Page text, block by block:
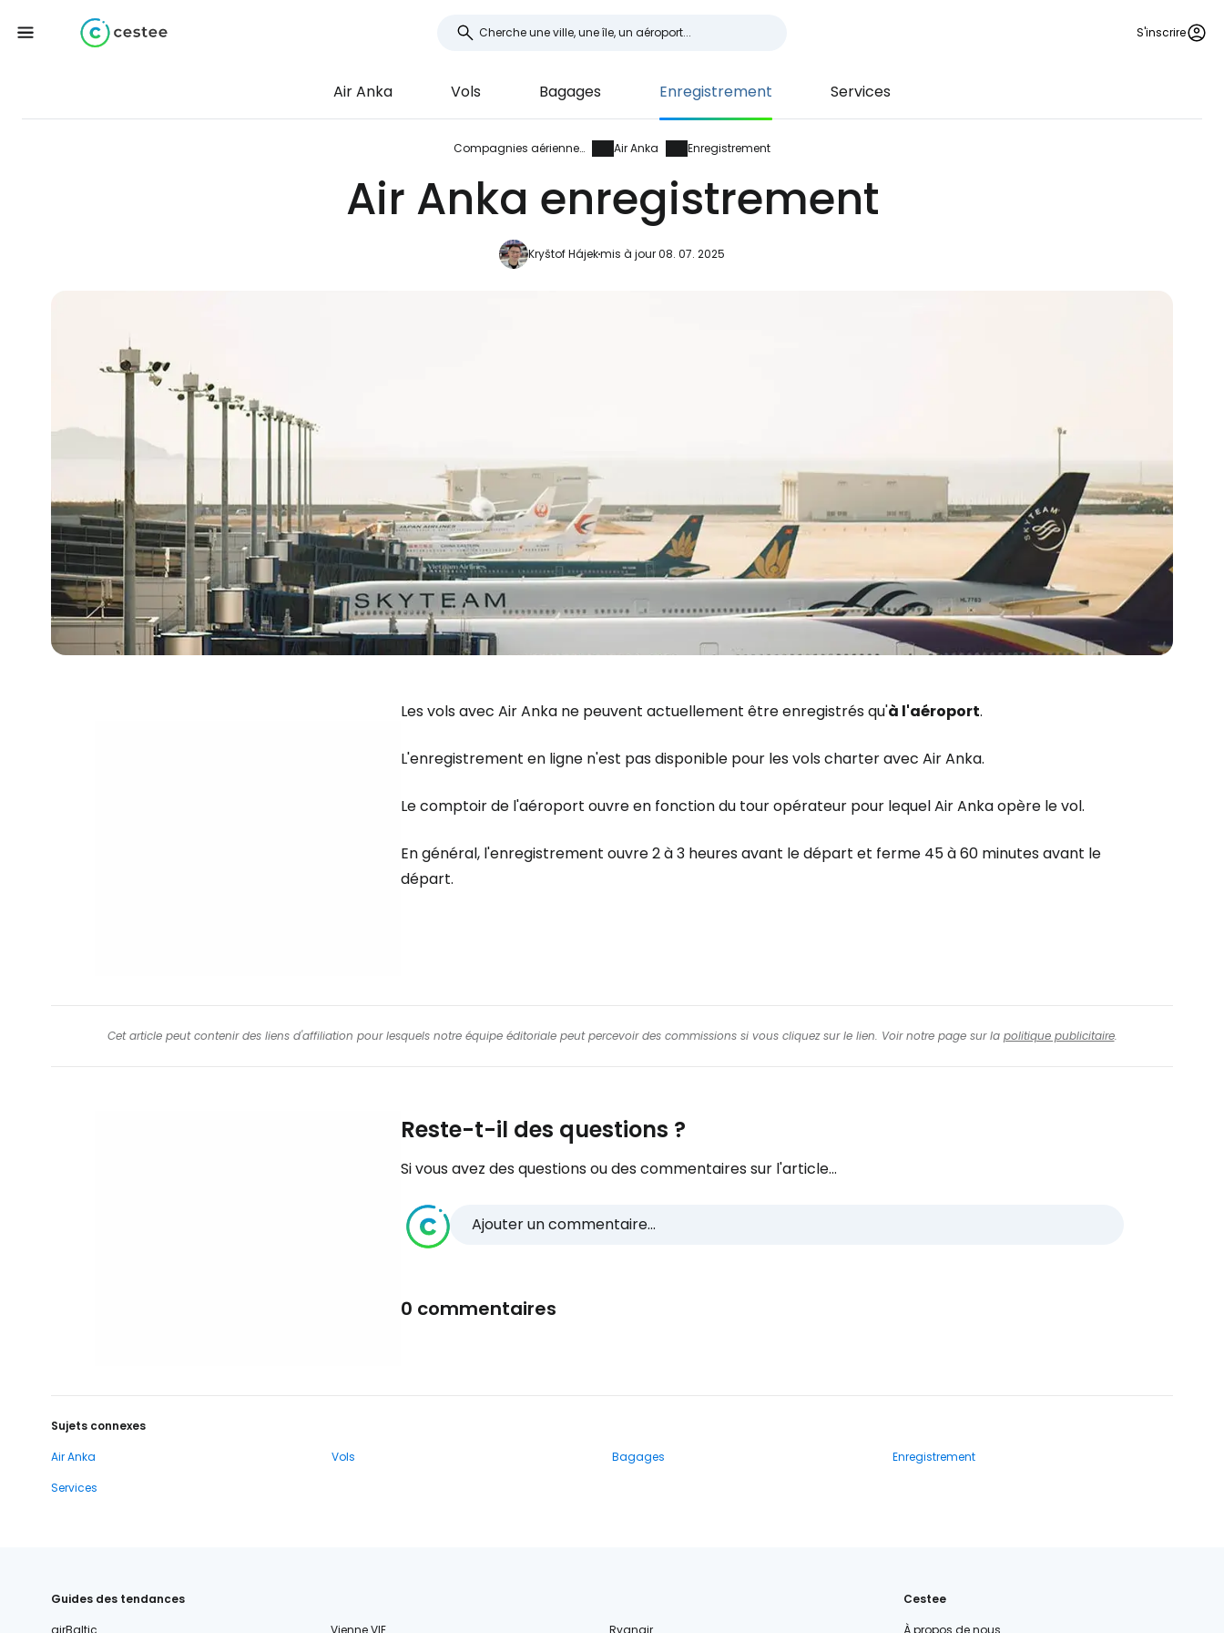
S'inscrire
Air Anka Vols Bagages Enregistrement Services
Compagnies aériennes Air Anka Enregistrement
Air Anka enregistrement
Kryštof Hájekmis à jour 08. 07. 2025
Les vols avec Air Anka ne peuvent actuellement être enregistrés qu'à l'aéroport.
L'enregistrement en ligne n'est pas disponible pour les vols charter avec Air Anka.
Le comptoir de l'aéroport ouvre en fonction du tour opérateur pour lequel Air Anka opère le vol.
En général, l'enregistrement ouvre 2 à 3 heures avant le départ et ferme 45 à 60 minutes avant le
départ.
Cet article peut contenir des liens d'affiliation pour lesquels notre équipe éditoriale peut percevoir des commissions si vous cliquez sur le lien. Voir notre page sur la politique publicitaire.
Reste-t-il des questions ?
Si vous avez des questions ou des commentaires sur l'article...
Ajouter un commentaire...
0 commentaires
Sujets connexes
Air Anka
Vols Bagages
Enregistrement
Services
Guides des tendances
airBaltic
Vienne VIE Ryanair
Cestee
À propos de nous
Se connecter à Cestee
Continuer avec Google